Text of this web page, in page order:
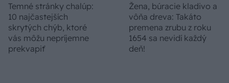
Temné stránky chalúp:
10 najčastejších
skrytých chýb, ktoré
vás môžu nepríjemne
prekvapiť
Žena, búracie kladivo a
vôňa dreva: Takáto
premena zrubu z roku
1654 sa nevidí každý
deň!